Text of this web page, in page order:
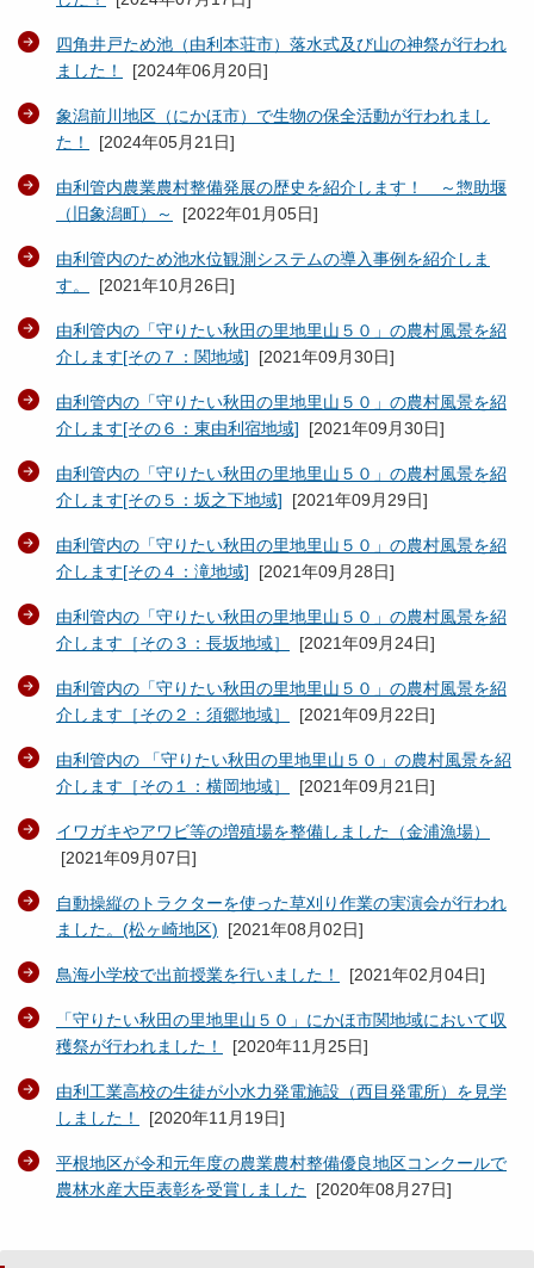
四角井戸ため池（由利本荘市）落水式及び山の神祭が行われ
ました！
[2024年06月20日]
象潟前川地区（にかほ市）で生物の保全活動が行われまし
た！
[2024年05月21日]
由利管内農業農村整備発展の歴史を紹介します！ ～惣助堰
（旧象潟町）～
[2022年01月05日]
由利管内のため池水位観測システムの導入事例を紹介しま
す。
[2021年10月26日]
由利管内の「守りたい秋田の里地里山５０」の農村風景を紹
介します[その７：関地域] [2021年09月30日]
由利管内の「守りたい秋田の里地里山５０」の農村風景を紹
介します[その６：東由利宿地域] [2021年09月30日]
由利管内の「守りたい秋田の里地里山５０」の農村風景を紹
介します[その５：坂之下地域] [2021年09月29日]
由利管内の「守りたい秋田の里地里山５０」の農村風景を紹
介します[その４：滝地域] [2021年09月28日]
由利管内の「守りたい秋田の里地里山５０」の農村風景を紹
介します［その３：長坂地域］
[2021年09月24日]
由利管内の「守りたい秋田の里地里山５０」の農村風景を紹
介します［その２：須郷地域］
[2021年09月22日]
由利管内の 「守りたい秋田の里地里山５０」の農村風景を紹
介します［その１：横岡地域］
[2021年09月21日]
イワガキやアワビ等の増殖場を整備しました（金浦漁場）
[2021年09月07日]
自動操縦のトラクターを使った草刈り作業の実演会が行われ
ました。(松ヶ崎地区) [2021年08月02日]
鳥海小学校で出前授業を行いました！ [2021年02月04日]
「守りたい秋田の里地里山５０」にかほ市関地域において収
穫祭が行われました！
[2020年11月25日]
由利工業高校の生徒が小水力発電施設（西目発電所）を見学
しました！
[2020年11月19日]
平根地区が令和元年度の農業農村整備優良地区コンクールで
農林水産大臣表彰を受賞しました [2020年08月27日]